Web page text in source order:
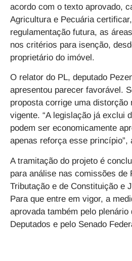
acordo com o texto aprovado,
Agricultura e Pecuária
regulamentação futura, as
nos critérios para isenção,
proprietário do imóvel.
O relator do PL, deputado
apresentou parecer favorável.
proposta corrige uma distorção
vigente. “A legislação já exclui
podem ser economicamente
apenas reforça esse princípio”,
A tramitação do projeto é
para análise nas comissões de
Tributação e de Constituição e
Para que entre em vigor, a
aprovada também pelo plenário
Deputados e pelo Senado